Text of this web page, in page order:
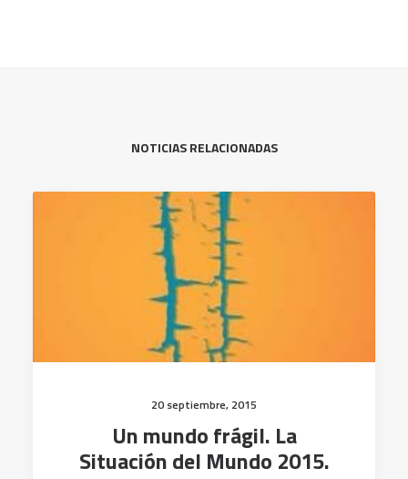
NOTICIAS RELACIONADAS
20 septiembre, 2015
Un mundo frágil. La
Situación del Mundo 2015.